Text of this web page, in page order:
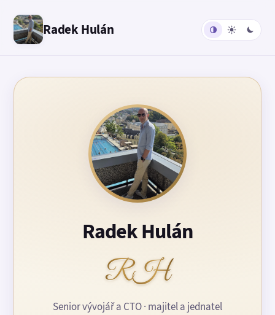
Radek Hulán
Radek Hulán
RH
Senior vývojář a CTO · majitel a jednatel